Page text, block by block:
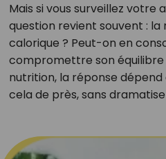
Mais si vous surveillez votre
question revient souvent :
calorique ? Peut-on en
compromettre son équilibre
nutrition, la réponse
cela de près, sans